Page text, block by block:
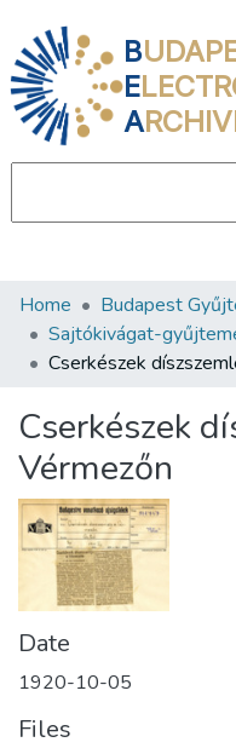
B
E
A
Communities &
All of DSpace
About us
Home Budapest
Sajtókivágat-
Cserkészek
Vérmezőn
Date
1920-10-05
Files